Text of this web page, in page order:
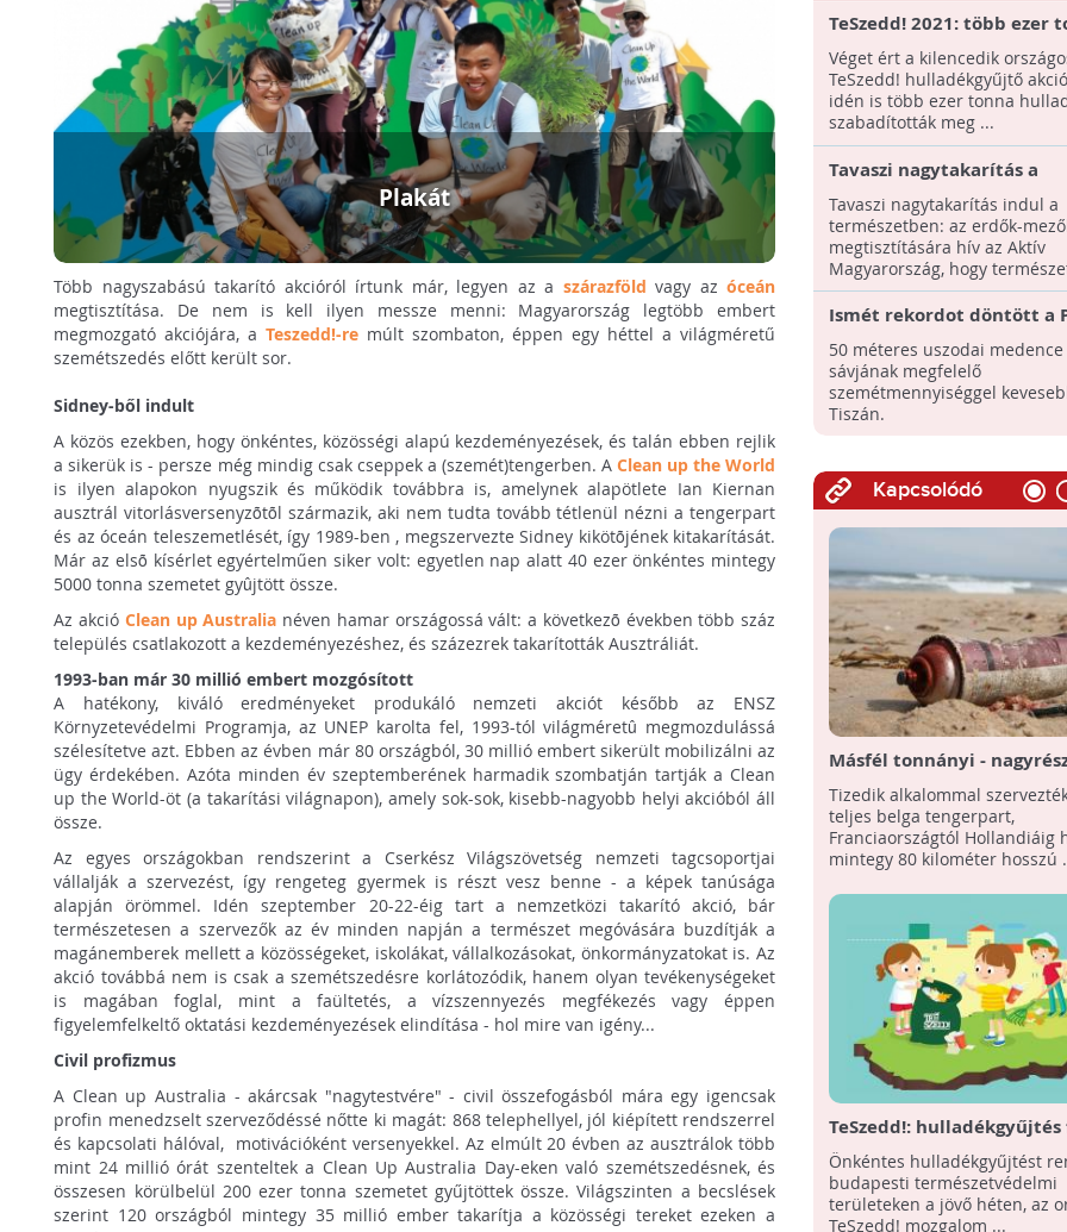
Plakát
Több nagyszabású takarító akcióról írtunk már, legyen az a szárazföld vagy az óceán
megtisztítása. De nem is kell ilyen messze menni: Magyarország legtöbb embert
megmozgató akciójára, aTeszedd!-re múlt szombaton, éppen egy héttel a világméretű
szemétszedés előtt került sor.
Sidney-ből indult
A közös ezekben, hogy önkéntes, közösségi alapú kezdeményezések, és talán ebben rejlik
a sikerük is - persze még mindig csak cseppek a (szemét)tengerben. A Clean up the World
is ilyen alapokon nyugszik és működik továbbra is, amelynek alapötlete Ian Kiernan
ausztrál vitorlásversenyzõtõl származik, aki nem tudta tovább tétlenül nézni a tengerpart
és az óceán teleszemetlését, így 1989-ben , megszervezte Sidney kikötõjének kitakarítását.
Már az elsõ kísérlet egyértelműen siker volt: egyetlen nap alatt 40 ezer önkéntes mintegy
5000 tonna szemetet gyûjtött össze.
Az akció Clean up Australia néven hamar országossá vált: a következõ években több száz
település csatlakozott a kezdeményezéshez, és százezrek takarították Ausztráliát.
1993-ban már 30 millió embert mozgósított
A hatékony, kiváló eredményeket produkáló nemzeti akciót később az ENSZ
Környzetevédelmi Programja, az UNEP karolta fel, 1993-tól világméretû megmozdulássá
szélesítetve azt. Ebben az évben már 80 országból, 30 millió embert sikerült mobilizálni az
ügy érdekében. Azóta minden év szeptemberének harmadik szombatján tartják a Clean
up the World-öt (a takarítási világnapon), amely sok-sok, kisebb-nagyobb helyi akcióból áll
össze.
Az egyes országokban rendszerint a Cserkész Világszövetség nemzeti tagcsoportjai
vállalják a szervezést, így rengeteg gyermek is részt vesz benne - a képek tanúsága
alapján örömmel. Idén szeptember 20-22-éig tart a nemzetközi takarító akció, bár
természetesen a szervezők az év minden napján a természet megóvására buzdítják a
magánemberek mellett a közösségeket, iskolákat, vállalkozásokat, önkormányzatokat is. Az
akció továbbá nem is csak a szemétszedésre korlátozódik, hanem olyan tevékenységeket
is magában foglal, mint a faültetés, a vízszennyezés megfékezés vagy éppen
figyelemfelkeltő oktatási kezdeményezések elindítása - hol mire van igény...
Civil profizmus
A Clean up Australia - akárcsak "nagytestvére" - civil összefogásból mára egy igencsak
profin menedzselt szerveződéssé nőtte ki magát: 868 telephellyel, jól kiépített rendszerrel
és kapcsolati hálóval, motivációként versenyekkel. Az elmúlt 20 évben az ausztrálok több
mint 24 millió órát szenteltek a Clean Up Australia Day-eken való szemétszedésnek, és
összesen körülbelül 200 ezer tonna szemetet gyűjtöttek össze. Világszinten a becslések
szerint 120 országból mintegy 35 millió ember takarítja a közösségi tereket ezeken a
TeSzedd! 2021: több ezer
szemetet gyűjtöttek össze
önkéntesek
Véget ért a kilencedik
TeSzedd! hulladékgyűjtő
idén is több ezer tonna
szabadították meg ...
Tavaszi nagytakarítás a
természetben - Mindenki
csatlakozhat!
Tavaszi nagytakarítás indul a
természetben: az erdők-
megtisztítására hív az Aktív
Magyarország, hogy
...
Ismét rekordot döntött a
50 méteres uszodai medence
sávjának megfelelő
szemétmennyiséggel
Tiszán.
Kapcsolódó
Másfél tonnányi -
műanyag - hulladékot
össze önkéntesek a belga
tengerparton
Tizedik alkalommal
teljes belga tengerpart,
Franciaországtól Hollandiáig
mintegy 80 kilométer hosszú
TeSzedd!:
természetvédelmi
Önkéntes hulladékgyűjtést
budapesti természetvédelmi
területeken a jövő héten, az
TeSzedd! mozgalom ...